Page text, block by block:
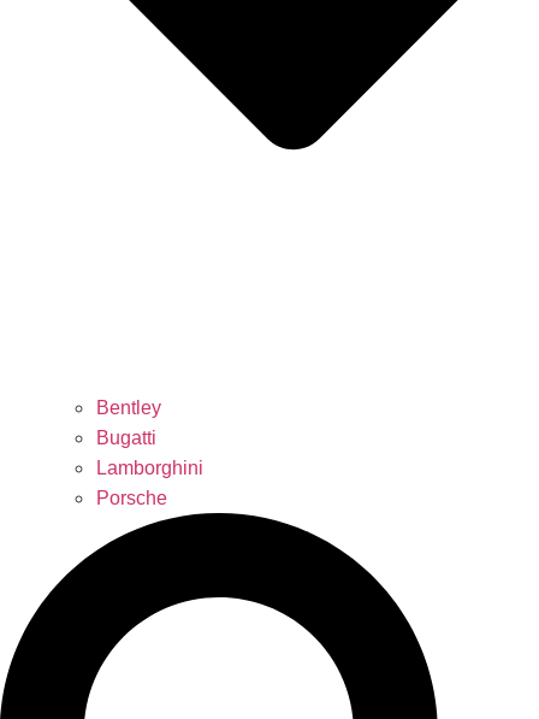
Bentley
Bugatti
Lamborghini
Porsche